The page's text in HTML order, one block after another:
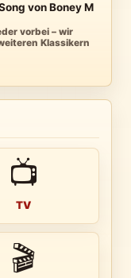
von Boney M
vorbei – wir
Klassikern
📺
TV
🎬